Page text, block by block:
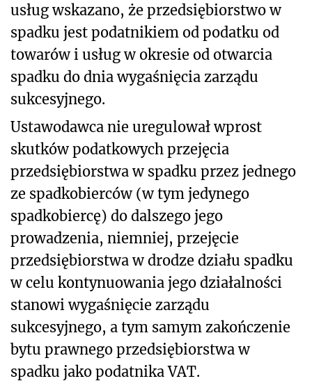
usług wskazano, że przedsiębiorstwo w
spadku jest podatnikiem od podatku od
towarów i usług w okresie od otwarcia
spadku do dnia wygaśnięcia zarządu
sukcesyjnego.
Ustawodawca nie uregulował wprost
skutków podatkowych przejęcia
przedsiębiorstwa w spadku przez jednego
ze spadkobierców (w tym jedynego
spadkobiercę) do dalszego jego
prowadzenia, niemniej, przejęcie
przedsiębiorstwa w drodze działu spadku
w celu kontynuowania jego działalności
stanowi wygaśnięcie zarządu
sukcesyjnego, a tym samym zakończenie
bytu prawnego przedsiębiorstwa w
spadku jako podatnika VAT.